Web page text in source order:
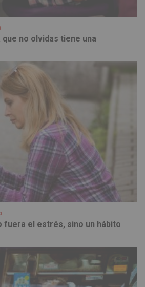
no olvidas tiene una
fuera el estrés, sino un hábito